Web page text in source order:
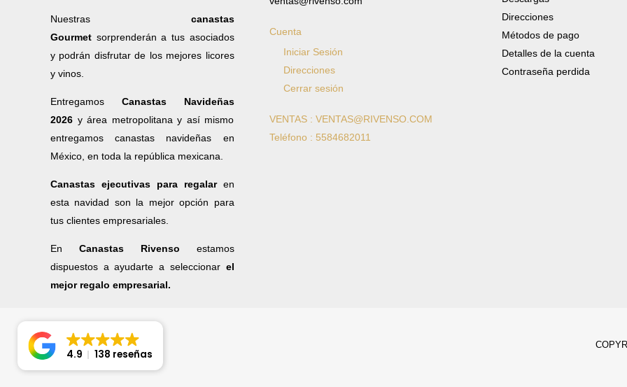
Nuestras canastas
Gourmet sorprenderán a tus asociados
y podrán disfrutar de los mejores licores
y vinos.
Entregamos Canastas Navideñas
2026 y área metropolitana y así mismo
entregamos canastas navideñas en
México, en toda la república mexicana.
Canastas ejecutivas para regalaren
esta navidad son la mejor opción para
tus clientes empresariales.
En Canastas Rivenso estamos
dispuestos a ayudarte a seleccionar el
mejor regalo empresarial.
Cuenta
Iniciar Sesión
Direcciones
Cerrar sesión
VENTAS : VENTAS@RIVENSO.COM
Teléfono : 5584682011
Direcciones
Métodos de pago
Detalles de la cuenta
Contraseña perdida
4.9 138 reseñas